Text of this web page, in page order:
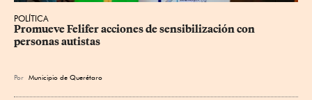
POLÍTICA
Promueve Felifer acciones de sensibilización con
personas autistas
Por Municipio de Querétaro